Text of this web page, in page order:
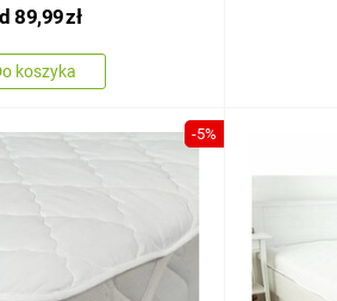
89,99zł
koszyka
-5%